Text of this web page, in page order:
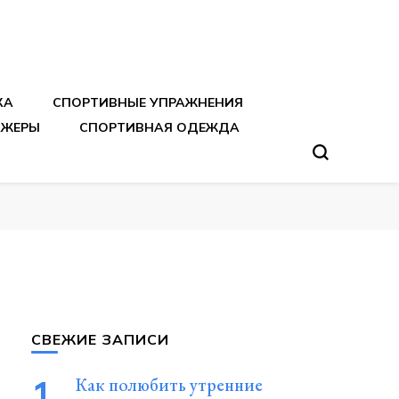
СПОРТИВНЫЕ УПРАЖНЕНИЯ
СПОРТИВНАЯ ОДЕЖДА
СВЕЖИЕ ЗАПИСИ
Как полюбить утренние